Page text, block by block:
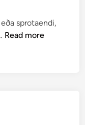
sprotaendi,
B
Read more